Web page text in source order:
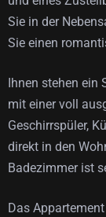
Sie in der
Sie einen
Ihnen stehen
mit einer voll
Geschirrspüler,
direkt in den
Badezimmer ist
Das